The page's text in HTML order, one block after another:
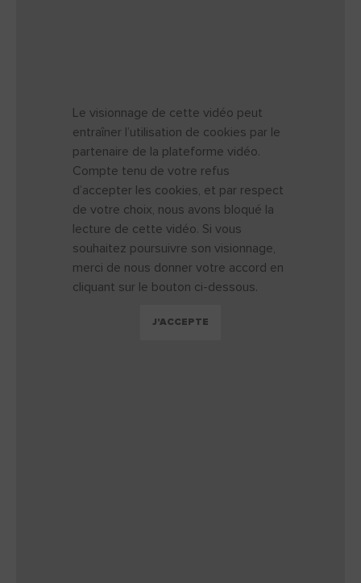
Le visionnage de cette vidéo peut
entraîner l’utilisation de cookies par le
partenaire de la plateforme vidéo.
Compte tenu de votre refus
d’accepter les cookies, et par respect
de votre choix, nous avons bloqué la
lecture de cette vidéo. Si vous
souhaitez poursuivre son visionnage,
merci de nous donner votre accord en
cliquant sur le bouton ci-dessous.
J'ACCEPTE